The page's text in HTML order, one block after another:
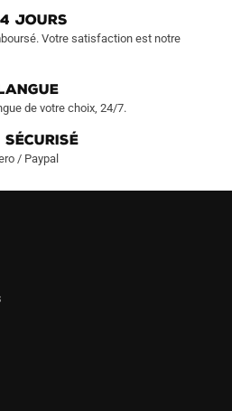
la
JOURS
Votre satisfaction est notre
de votre choix, 24/7.
Sécurisé
/ Paypal